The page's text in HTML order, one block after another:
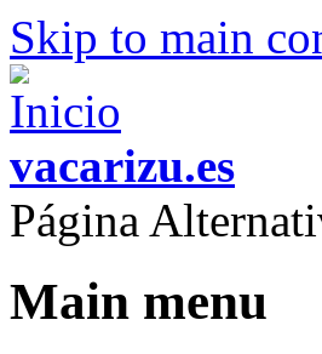
Skip to main
vacarizu.es
Página
Main menu